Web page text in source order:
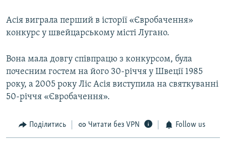
Асія виграла перший в історії «Євробачення»
конкурс у швейцарському місті Лугано.
Вона мала довгу співпрацю з конкурсом, була
почесним гостем на його 30-річчя у Швеції 1985
року, а 2005 року Ліс Асія виступила на святкуванні
50-річчя «Євробачення».
Поділитись Читати без VPN Follow us